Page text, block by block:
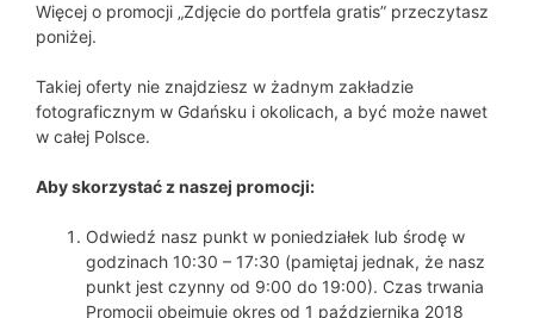
Więcej o promocji „Zdjęcie do portfela gratis” przeczytasz
poniżej.
Takiej oferty nie znajdziesz w żadnym zakładzie
fotograficznym w Gdańsku i okolicach, a być może nawet
w całej Polsce.
Aby skorzystać z naszej promocji:
Odwiedź nasz punkt w poniedziałek lub środę w
godzinach 10:30 – 17:30 (pamiętaj jednak, że nasz
punkt jest czynny od 9:00 do 19:00). Czas trwania
Promocji obejmuje okres od 1 października 2018